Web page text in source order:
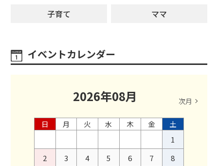
子育て
ママ
イベントカレンダー
2026年08月 次月
日 月 火 水 木 金
土
1
2
3 4 5 6 7
8